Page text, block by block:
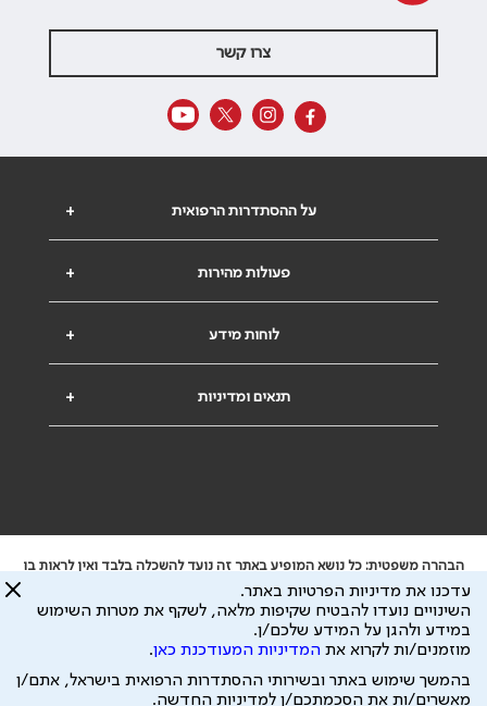
צרו קשר
+ על ההסתדרות הרפואית
+ פעולות מהירות
+ לוחות מידע
+ תנאים ומדיניות
הבהרה משפטית: כל נושא המופיע באתר זה נועד להשכלה בלבד ואין לראות בו
ייעוץ רפואי או משפטי. אין הר"י אחראית לתוכן המתפרסם באתר זה ולכל נזק
שעלול להיגרם.
ידוע לי שהר"י אוספת ושומרת מידע אישי לצורך מתן השרות וכי חלק ממנו עשוי
להיות מועבר לצדדים שלישיים, הכל בכפוף למדיניות הפרטיות
פיתוח ע"י עיצוב ע"י
עדכנו את מדיניות הפרטיות באתר.
השינויים נועדו להבטיח שקיפות מלאה, לשקף את מטרות השימוש
במידע ולהגן על המידע שלכם/ן.
מוזמנים/ות לקרוא את המדיניות המעודכנת כאן.
בהמשך שימוש באתר ובשירותי ההסתדרות הרפואית בישראל, אתם/ן
מאשרים/ות את הסכמתכם/ן למדיניות החדשה.